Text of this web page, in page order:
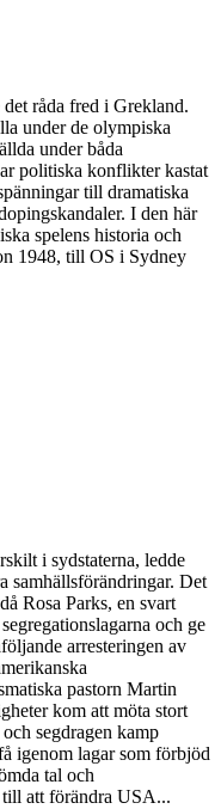
råda fred i Grekland.
under de olympiska
under båda
politiska konflikter kastat
till dramatiska
I den här
spelens historia och
1948, till OS i Sydney
i sydstaterna, ledde
samhällsförändringar. Det
Rosa Parks, en svart
och ge
arresteringen av
pastorn Martin
kom att möta stort
segdragen kamp
igenom lagar som förbjöd
tal och
till att förändra USA...